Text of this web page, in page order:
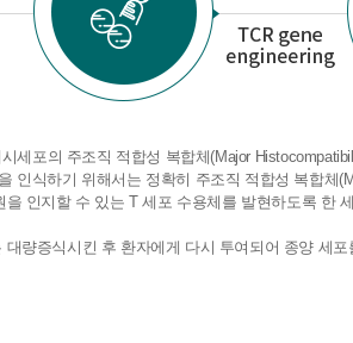
세포의 주조직 적합성 복합체(Major
인식하기 위해서는 정확히 주조직 적합성 복합체
인지할 수 있는 T 세포 수용체를 발현하도록 한
량증식시킨 후 환자에게 다시 투여되어 종양 세포